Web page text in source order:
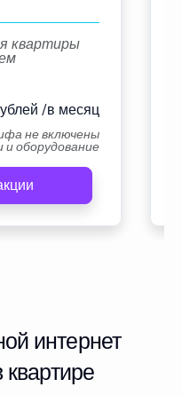
квартиры
/в месяц
не включены
и оборудование
интернет